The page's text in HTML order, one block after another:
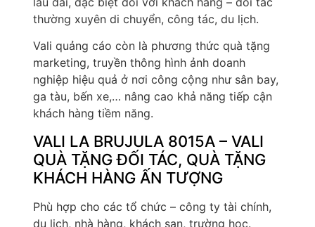
thường xuyên di chuyển, công tác, du lịch.
Vali quảng cáo còn là phương thức quà tặng
marketing, truyền thông hình ảnh doanh
nghiệp hiệu quả ở nơi công cộng như sân bay,
ga tàu, bến xe,… nâng cao khả năng tiếp cận
khách hàng tiềm năng.
VALI LA BRUJULA 8015A – VALI
QUÀ TẶNG ĐỐI TÁC, QUÀ TẶNG
KHÁCH HÀNG ẤN TƯỢNG
Phù hợp cho các tổ chức – công ty tài chính,
du lịch, nhà hàng, khách sạn, trường học.